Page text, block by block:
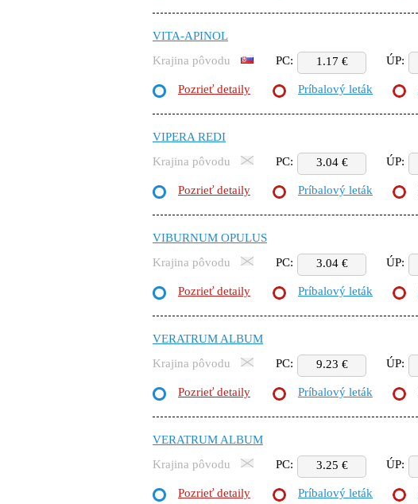
VITA-APINOL
Krajina pôvodu
PC: 1.17 € ÚP:
Pozrieť detaily Príbalový leták
VIPERA REDI
Krajina pôvodu
PC: 3.04 € ÚP:
Pozrieť detaily Príbalový leták
VIBURNUM OPULUS
Krajina pôvodu
PC: 3.04 € ÚP:
Pozrieť detaily Príbalový leták
VERATRUM ALBUM
Krajina pôvodu
PC: 9.23 € ÚP:
Pozrieť detaily Príbalový leták
VERATRUM ALBUM
Krajina pôvodu
PC: 3.25 € ÚP:
Pozrieť detaily Príbalový leták